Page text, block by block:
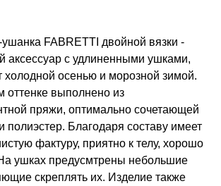
FABRETTI двойной вязки -
аксессуар с удлиненными ушками,
холодной осенью и морозной зимой.
оттенке выполнено из
пряжи, оптимально сочетающей
полиэстер. Благодаря составу имеет
фактуру, приятно к телу, хорошо
ушках предусмтрены небольшие
скреплять их. Изделие также